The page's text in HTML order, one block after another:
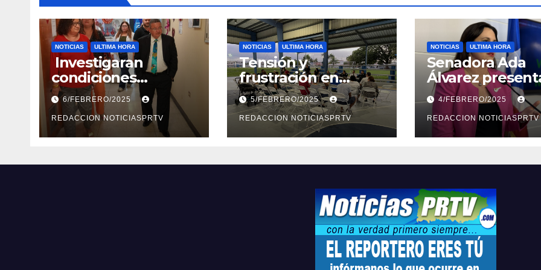
NOTICIAS ULTIMA HORA
Investigaran
condiciones
deplorables de las
facilidades el
Departamento de la
Salud en Mayagüez
6/FEBRERO/2025
REDACCION NOTICIASPRTV
NOTICIAS ULTIMA HORA
Tensión y
frustración en
reunión sobre
seguridad en
Reparto
Metropolitano
5/FEBRERO/2025
REDACCION NOTICIASPRTV
NOTICIAS ULTIMA HORA
Senadora Ada
Álvarez
medidas ante la
violencia en el
noviazgo
4/FEBRERO/2025
REDACCION NOTICIASPRTV